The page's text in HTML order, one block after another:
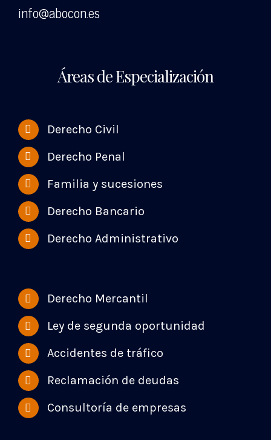
info@abocon.es
Áreas de Especialización
Derecho Civil
Derecho Penal
Familia y sucesiones
Derecho Bancario
Derecho Administrativo
Derecho Mercantil
Ley de segunda oportunidad
Accidentes de tráfico
Reclamación de deudas
Consultoría de empresas